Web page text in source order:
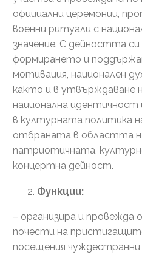
официални церемонии,
военни ритуали с
значение. С дейността
формирането и
мотивация, национален
както и в утвърждаване
национална
в културната политика
отбраната в областта
патриотичната,
концертна дейност.
Функции:
– организира и провежда
почести на
посещения